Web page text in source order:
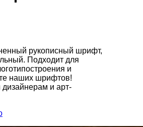
рукописный шрифт,
Подходит для
и
наших шрифтов!
и арт-